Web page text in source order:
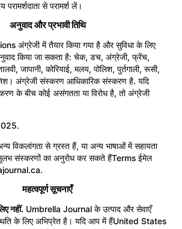
से परामर्श लें।
अनुवाद और प्रभावी तिथि
अंग्रेजी में तैयार किया गया है और सुविधा के लिए
किया जा सकता है: चेक, डच, अंग्रेजी, फ्रेंच,
जापानी, कोरियाई, मलय, पोलिश, पुर्तगाली, रूसी,
अंग्रेजी संस्करण आधिकारिक संस्करण है. यदि
के बीच कोई असंगतता या विरोध है, तो अंग्रेजी
विकलांगता से ग्रस्त हैं, या अन्य भाषाओं में सहायता
संस्करणों का अनुरोध कर सकते हैंTerms ईमेल
.
महत्वपूर्ण सूचनाएँ
नहीं. Umbrella Journal के उत्पाद और सेवाएँ
के लिए अभिप्रेत है। यदि आप में हैंUnited States